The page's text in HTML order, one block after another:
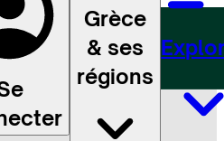
Grèce
& ses
régions